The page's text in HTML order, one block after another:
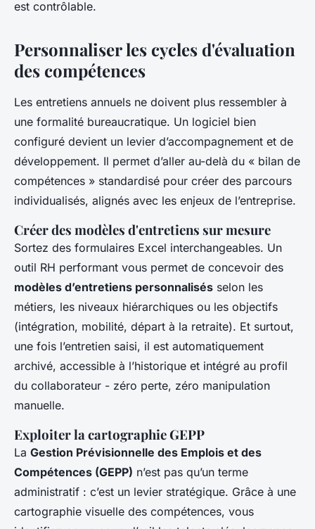
est contrôlable.
Personnaliser les cycles d'évaluation
des compétences
Les entretiens annuels ne doivent plus ressembler à
une formalité bureaucratique. Un logiciel bien
configuré devient un levier d’accompagnement et de
développement. Il permet d’aller au-delà du « bilan de
compétences » standardisé pour créer des parcours
individualisés, alignés avec les enjeux de l’entreprise.
Créer des modèles d'entretiens sur mesure
Sortez des formulaires Excel interchangeables. Un
outil RH performant vous permet de concevoir des
modèles d’entretiens personnalisés selon les
métiers, les niveaux hiérarchiques ou les objectifs
(intégration, mobilité, départ à la retraite). Et surtout,
une fois l’entretien saisi, il est automatiquement
archivé, accessible à l’historique et intégré au profil
du collaborateur - zéro perte, zéro manipulation
manuelle.
Exploiter la cartographie GEPP
La Gestion Prévisionnelle des Emplois et des
Compétences (GEPP) n’est pas qu’un terme
administratif : c’est un levier stratégique. Grâce à une
cartographie visuelle des compétences, vous